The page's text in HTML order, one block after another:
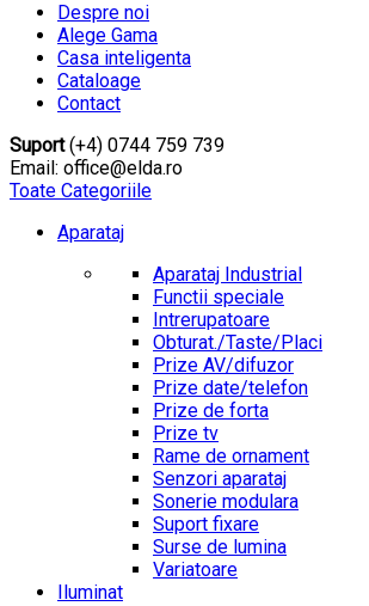
Despre noi
Alege Gama
Casa inteligenta
Cataloage
Contact
Suport(+4) 0744 759 739
Email: office@elda.ro
Toate Categoriile
Aparataj
Aparataj Industrial
Functii speciale
Intrerupatoare
Obturat./Taste/Placi
Prize AV/difuzor
Prize date/telefon
Prize de forta
Prize tv
Rame de ornament
Senzori aparataj
Sonerie modulara
Suport fixare
Surse de lumina
Variatoare
Iluminat